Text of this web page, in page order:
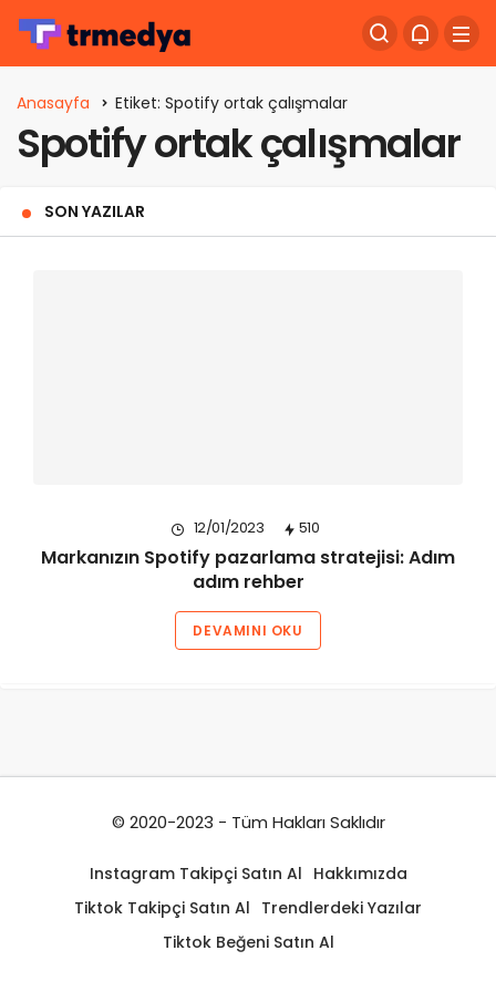
Anasayfa Etiket: Spotify ortak çalışmalar
Spotify ortak çalışmalar
SON YAZILAR
12/01/2023 510
Markanızın Spotify pazarlama stratejisi: Adım
adım rehber
DEVAMINI OKU
© 2020-2023 - Tüm Hakları Saklıdır
Instagram Takipçi Satın Al Hakkımızda
Tiktok Takipçi Satın Al Trendlerdeki Yazılar
Tiktok Beğeni Satın Al